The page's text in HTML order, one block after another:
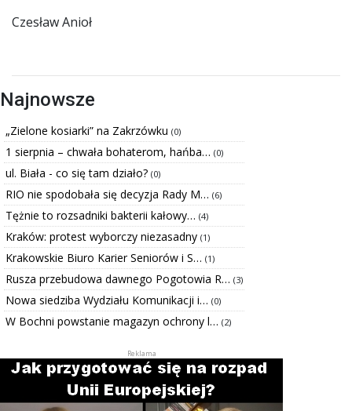
Czesław Anioł
Najnowsze
„Zielone kosiarki” na Zakrzówku (0)
1 sierpnia – chwała bohaterom, hańba… (0)
ul. Biała - co się tam działo? (0)
RIO nie spodobała się decyzja Rady M… (6)
Tężnie to rozsadniki bakterii kałowy… (4)
Kraków: protest wyborczy niezasadny (1)
Krakowskie Biuro Karier Seniorów i S… (1)
Rusza przebudowa dawnego Pogotowia R… (3)
Nowa siedziba Wydziału Komunikacji i… (0)
W Bochni powstanie magazyn ochrony l… (2)